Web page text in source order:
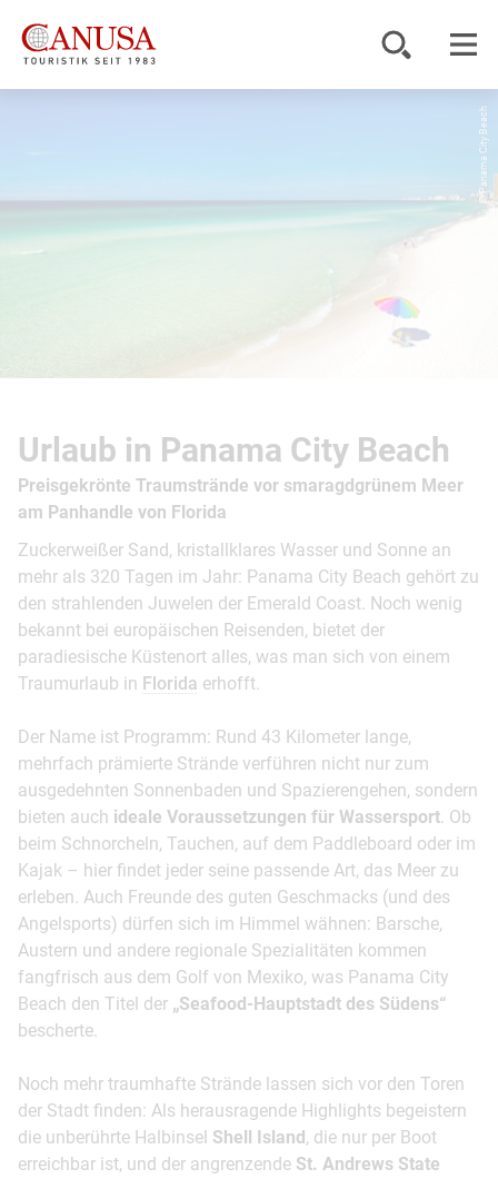
© Panama City Beach
Urlaub in Panama City Beach
Preisgekrönte Traumstrände vor smaragdgrünem Meer
am Panhandle von Florida
Zuckerweißer Sand, kristallklares Wasser und Sonne an
mehr als 320 Tagen im Jahr: Panama City Beach gehört zu
den strahlenden Juwelen der Emerald Coast. Noch wenig
bekannt bei europäischen Reisenden, bietet der
paradiesische Küstenort alles, was man sich von einem
Traumurlaub in Florida erhofft.
Der Name ist Programm: Rund 43 Kilometer lange,
mehrfach prämierte Strände verführen nicht nur zum
ausgedehnten Sonnenbaden und Spazierengehen, sondern
bieten auch ideale Voraussetzungen für Wassersport. Ob
beim Schnorcheln, Tauchen, auf dem Paddleboard oder im
Kajak – hier findet jeder seine passende Art, das Meer zu
erleben. Auch Freunde des guten Geschmacks (und des
Angelsports) dürfen sich im Himmel wähnen: Barsche,
Austern und andere regionale Spezialitäten kommen
fangfrisch aus dem Golf von Mexiko, was Panama City
Beach den Titel der „Seafood-Hauptstadt des Südens“
bescherte.
Noch mehr traumhafte Strände lassen sich vor den Toren
der Stadt finden: Als herausragende Highlights begeistern
die unberührte Halbinsel Shell Island, die nur per Boot
erreichbar ist, und der angrenzende St. Andrews State